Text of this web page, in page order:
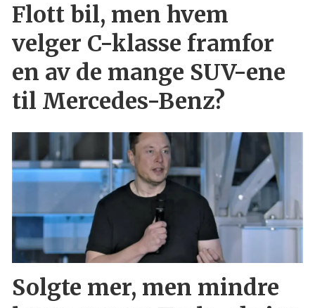
Flott bil, men hvem
velger C-klasse framfor
en av de mange SUV-ene
til Mercedes-Benz?
Solgte mer, men mindre